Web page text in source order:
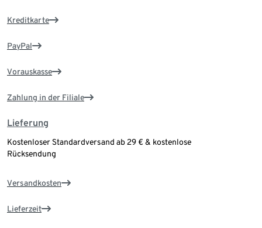
Kreditkarte
PayPal
Vorauskasse
Zahlung in der Filiale
Lieferung
Kostenloser Standardversand ab 29 € & kostenlose
Rücksendung
Versandkosten
Lieferzeit